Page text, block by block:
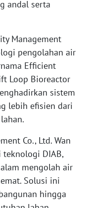
andal serta
Management
pengolahan air
Efficient
Loop Bioreactor
sistem
lebih efisien dari
Co., Ltd. Wan
teknologi DIAB,
mengolah air
Solusi ini
hingga